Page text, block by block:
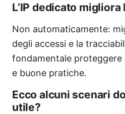
L’IP dedicato
Non automaticamente:
degli accessi e la
fondamentale proteggere
e buone pratiche.
Ecco alcuni scenari
utile?